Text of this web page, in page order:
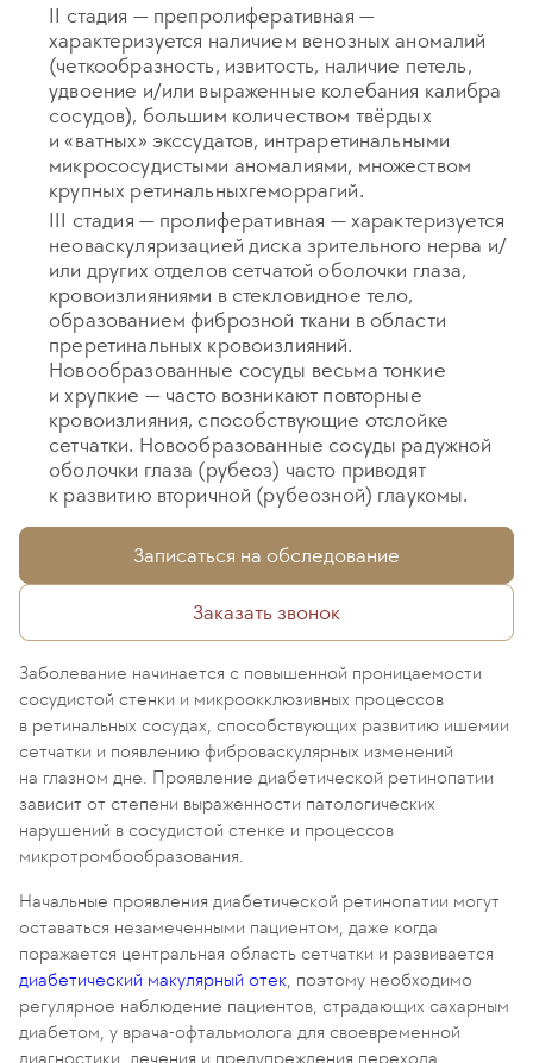
II стадия — препролиферативная —
характеризуется наличием венозных аномалий
(четкообразность, извитость, наличие петель,
удвоение и/или выраженные колебания калибра
сосудов), большим количеством твёрдых
и «ватных» экссудатов, интраретинальными
микрососудистыми аномалиями, множеством
крупных ретинальныхгеморрагий.
III стадия — пролиферативная — характеризуется
неоваскуляризацией диска зрительного нерва и/
или других отделов сетчатой оболочки глаза,
кровоизлияниями в стекловидное тело,
образованием фиброзной ткани в области
преретинальных кровоизлияний.
Новообразованные сосуды весьма тонкие
и хрупкие — часто возникают повторные
кровоизлияния, способствующие отслойке
сетчатки. Новообразованные сосуды радужной
оболочки глаза (рубеоз) часто приводят
к развитию вторичной (рубеозной) глаукомы.
Записаться на обследование
Заказать звонок
Заболевание начинается с повышенной проницаемости
сосудистой стенки и микроокклюзивных процессов
в ретинальных сосудах, способствующих развитию ишемии
сетчатки и появлению фиброваскулярных изменений
на глазном дне. Проявление диабетической ретинопатии
зависит от степени выраженности патологических
нарушений в сосудистой стенке и процессов
микротромбообразования.
Начальные проявления диабетической ретинопатии могут
оставаться незамеченными пациентом, даже когда
поражается центральная область сетчатки и развивается
диабетический макулярный отек, поэтому необходимо
регулярное наблюдение пациентов, страдающих сахарным
диабетом, у врача-офтальмолога для своевременной
диагностики, лечения и предупреждения перехода